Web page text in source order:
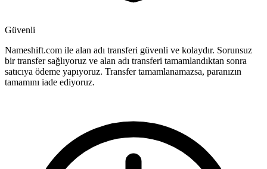
Güvenli
Nameshift.com ile alan adı transferi güvenli ve kolaydır. Sorunsuz
bir transfer sağlıyoruz ve alan adı transferi tamamlandıktan sonra
satıcıya ödeme yapıyoruz. Transfer tamamlanamazsa, paranızın
tamamını iade ediyoruz.